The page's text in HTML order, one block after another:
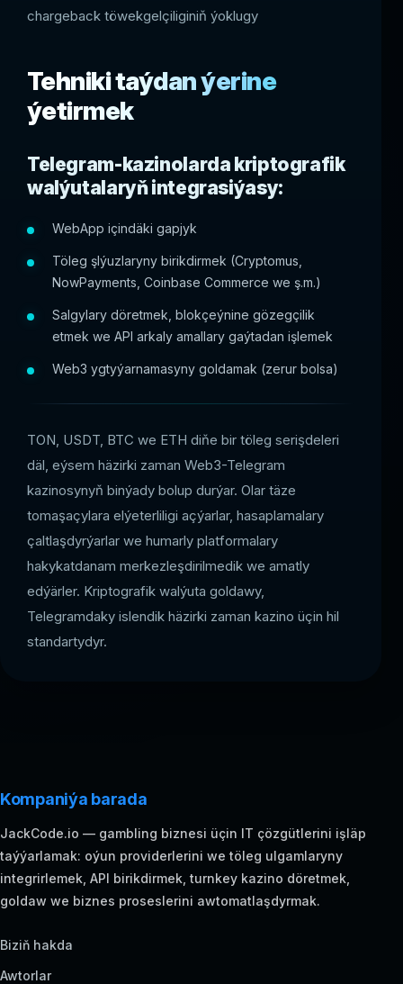
chargeback töwekgelçiliginiň ýoklugy
Tehniki taýdan ýerine
ýetirmek
Telegram-kazinolarda kriptografik
walýutalaryň integrasiýasy:
WebApp içindäki gapjyk
Töleg şlýuzlaryny birikdirmek (Cryptomus,
NowPayments, Coinbase Commerce we ş.m.)
Salgylary döretmek, blokçeýnine gözegçilik
etmek we API arkaly amallary gaýtadan işlemek
Web3 ygtyýarnamasyny goldamak (zerur bolsa)
TON, USDT, BTC we ETH diňe bir töleg serişdeleri
däl, eýsem häzirki zaman Web3-Telegram
kazinosynyň binýady bolup durýar. Olar täze
tomaşaçylara elýeterliligi açýarlar, hasaplamalary
çaltlaşdyrýarlar we humarly platformalary
hakykatdanam merkezleşdirilmedik we amatly
edýärler. Kriptografik walýuta goldawy,
Telegramdaky islendik häzirki zaman kazino üçin hil
standartydyr.
Kompaniýa barada
JackCode.io — gambling biznesi üçin IT çözgütlerini işläp
taýýarlamak: oýun providerlerini we töleg ulgamlaryny
integrirlemek, API birikdirmek, turnkey kazino döretmek,
goldaw we biznes proseslerini awtomatlaşdyrmak.
Biziň hakda
Awtorlar